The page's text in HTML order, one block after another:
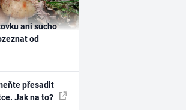
ani sucho
od
přesadit
Jak na to?